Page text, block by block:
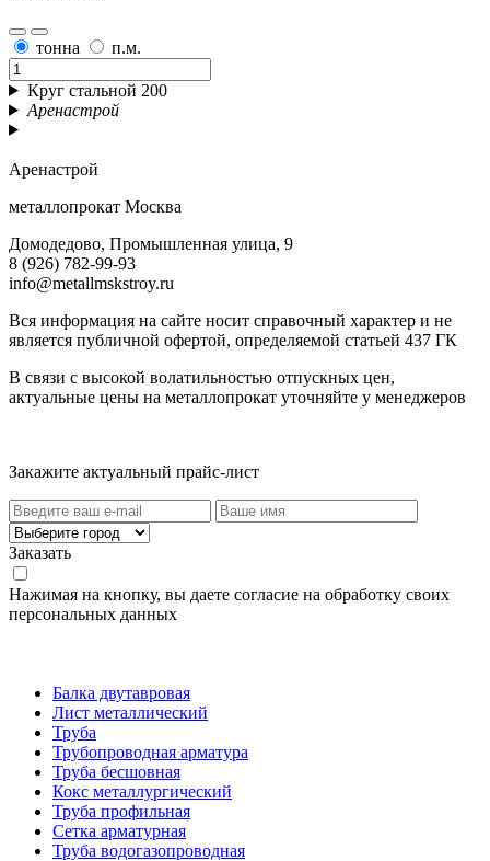
тонна п.м.
Круг стальной 200
Аренастрой
Аренастрой
металлопрокат Москва
Домодедово, Промышленная улица, 9
8 (926) 782-99-93
info@metallmskstroy.ru
Вся информация на сайте носит справочный характер и не
является публичной офертой, определяемой статьей 437 ГК
В связи с высокой волатильностью отпускных цен,
актуальные цены на металлопрокат уточняйте у менеджеров
Закажите актуальный прайс-лист
Заказать
Нажимая на кнопку, вы даете согласие на обработку своих
персональных данных
Балка двутавровая
Лист металлический
Труба
Трубопроводная арматура
Труба бесшовная
Кокс металлургический
Труба профильная
Cетка арматурная
Труба водогазопроводная